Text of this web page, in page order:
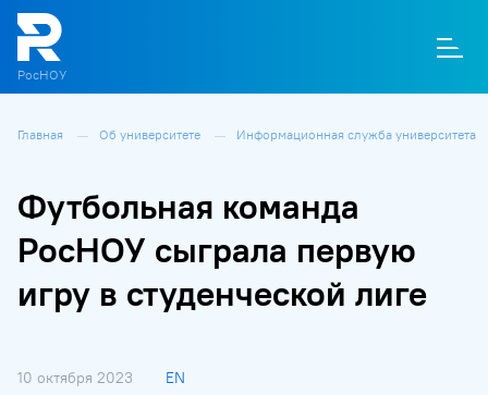
РосНОУ
Главная Об университете Информационная служба университета
Футбольная команда
РосНОУ сыграла первую
игру в студенческой лиге
10 октября 2023 EN